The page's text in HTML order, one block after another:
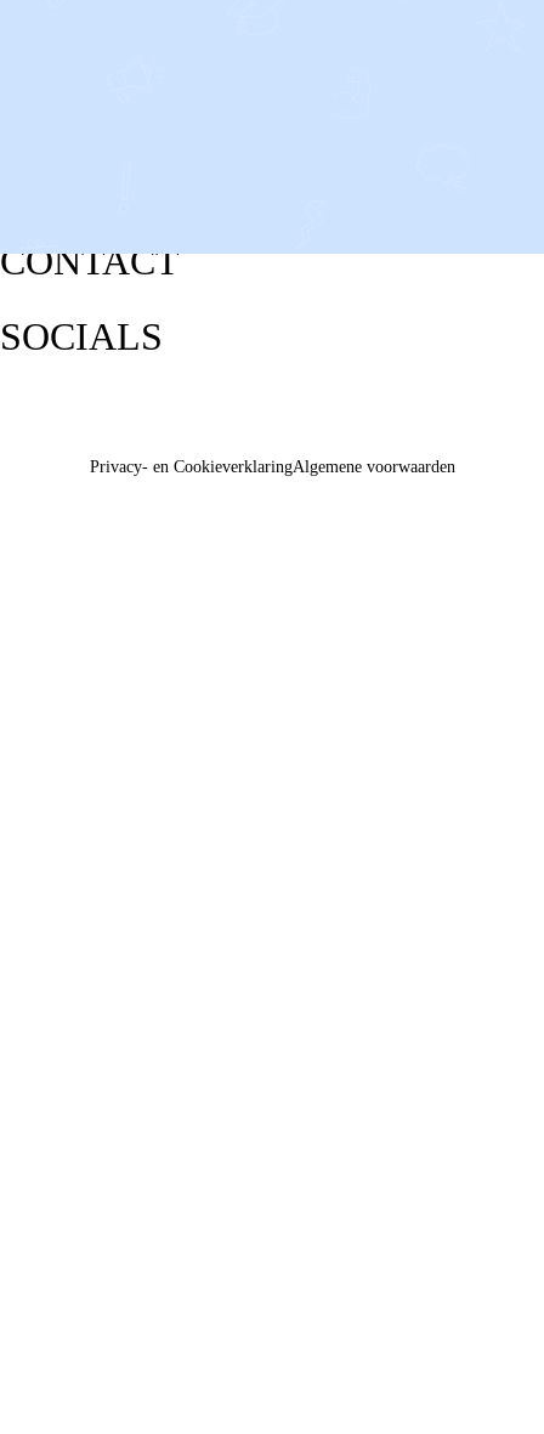
CONTACT
SOCIALS
Privacy- en CookieverklaringAlgemene voorwaarden